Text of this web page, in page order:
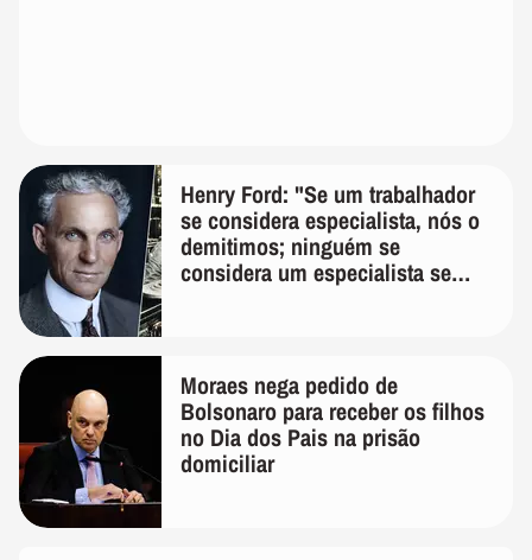
Henry Ford: "Se um trabalhador
se considera especialista, nós o
demitimos; ninguém se
considera um especialista se
Moraes nega pedido de
Bolsonaro para receber os filhos
no Dia dos Pais na prisão
domiciliar